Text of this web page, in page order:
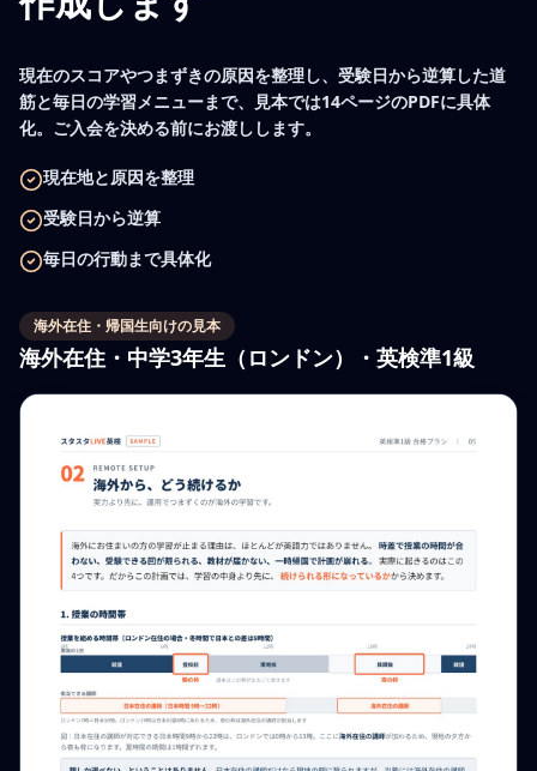
現在のスコアやつまずきの原因を整理し、受験日から逆算した道
筋と毎日の学習メニューまで、見本では14ページのPDFに具体
化。ご入会を決める前にお渡しします。
現在地と原因を整理
受験日から逆算
毎日の行動まで具体化
海外在住・帰国生向けの見本
海外在住・中学3年生（ロンドン）・英検準1級